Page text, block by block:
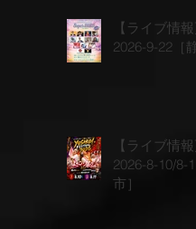
【ライブ情報
2026-9-22［
【ライブ情報
2026-8-10/8-
市］